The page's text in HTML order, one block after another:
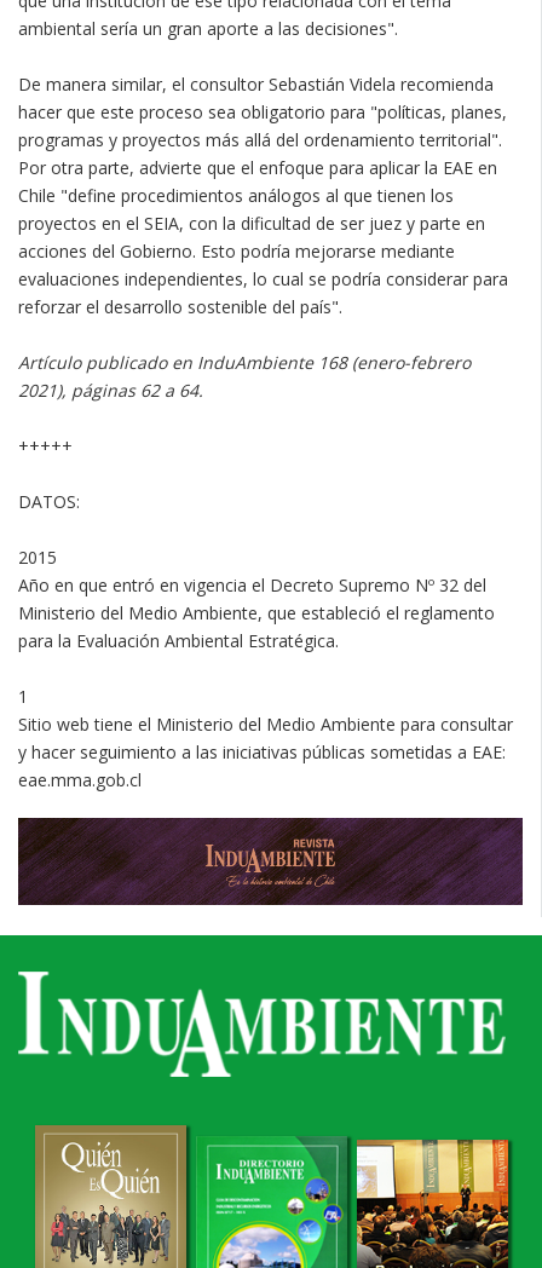
ambiental sería un gran aporte a las decisiones".
De manera similar, el consultor Sebastián Videla recomienda
hacer que este proceso sea obligatorio para "políticas, planes,
programas y proyectos más allá del ordenamiento territorial".
Por otra parte, advierte que el enfoque para aplicar la EAE en
Chile "define procedimientos análogos al que tienen los
proyectos en el SEIA, con la dificultad de ser juez y parte en
acciones del Gobierno. Esto podría mejorarse mediante
evaluaciones independientes, lo cual se podría considerar para
reforzar el desarrollo sostenible del país".
Artículo publicado en InduAmbiente 168 (enero-febrero
2021), páginas 62 a 64.
+++++
DATOS:
2015
Año en que entró en vigencia el Decreto Supremo Nº 32 del
Ministerio del Medio Ambiente, que estableció el reglamento
para la Evaluación Ambiental Estratégica.
1
Sitio web tiene el Ministerio del Medio Ambiente para consultar
y hacer seguimiento a las iniciativas públicas sometidas a EAE:
eae.mma.gob.cl